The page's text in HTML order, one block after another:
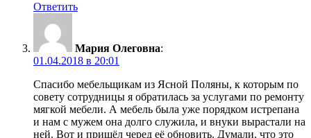
Ответить
Мария Олеговна:
01.04.2018 в 20:01
Спасибо мебельщикам из Ясной Поляны, к которым по
совету сотрудницы я обратилась за услугами по ремонту
мягкой мебели. А мебель была уже порядком истрепана
и нам с мужем она долго служила, и внуки вырастали на
ней. Вот и пришёл черед её обновить. Думали, что это